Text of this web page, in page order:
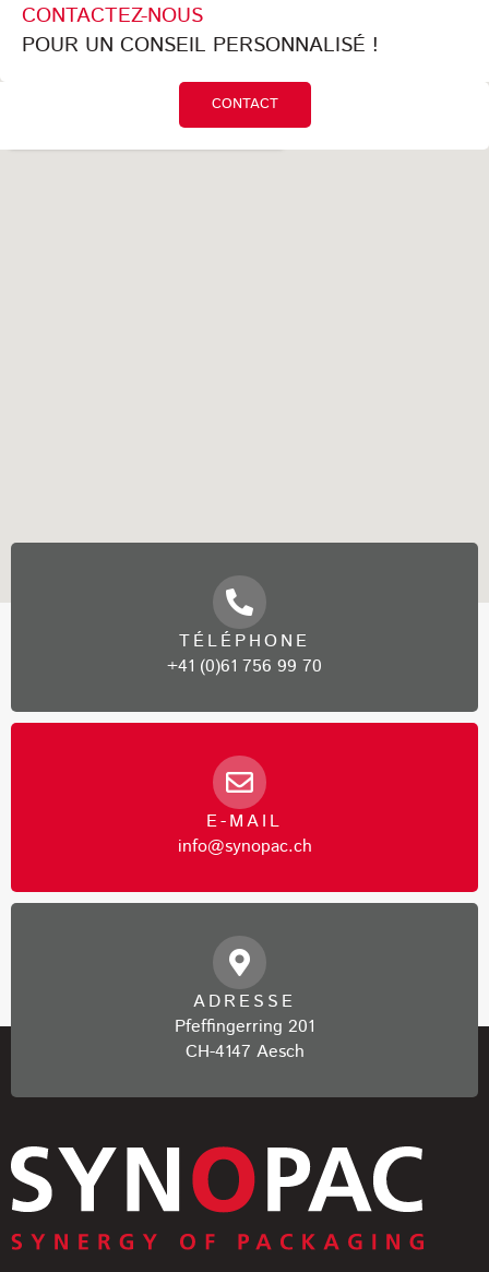
CONTACTEZ-NOUS
POUR UN CONSEIL PERSONNALISÉ !
CONTACT
TÉLÉPHONE
+41 (0)61 756 99 70
E-MAIL
info@synopac.ch
ADRESSE
Pfeffingerring 201
CH-4147 Aesch